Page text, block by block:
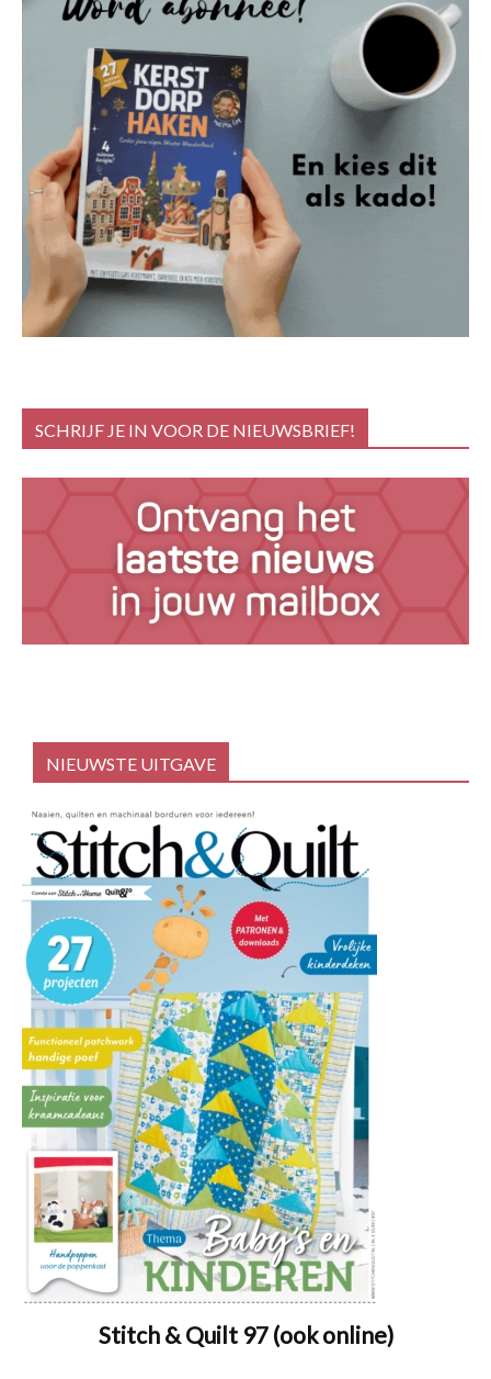
SCHRIJF JE IN VOOR DE NIEUWSBRIEF!
NIEUWSTE UITGAVE
Stitch & Quilt 97 (ook online)